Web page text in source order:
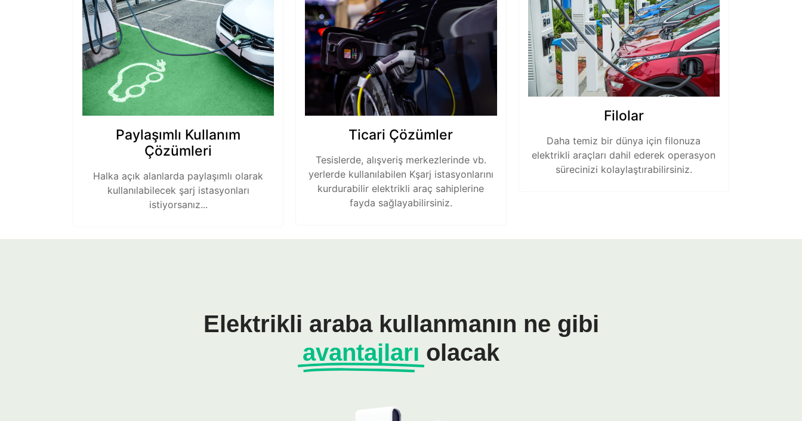
Paylaşımlı Kullanım
Çözümleri
Halka açık alanlarda paylaşımlı olarak
kullanılabilecek şarj istasyonları
istiyorsanız...
Ticari Çözümler
Tesislerde, alışveriş merkezlerinde vb.
yerlerde kullanılabilen Kşarj istasyonlarını
kurdurabilir elektrikli araç sahiplerine
fayda sağlayabilirsiniz.
Filolar
Daha temiz bir dünya için filonuza
elektrikli araçları dahil ederek operasyon
sürecinizi kolaylaştırabilirsiniz.
Elektrikli araba kullanmanın ne gibi
avantajları olacak